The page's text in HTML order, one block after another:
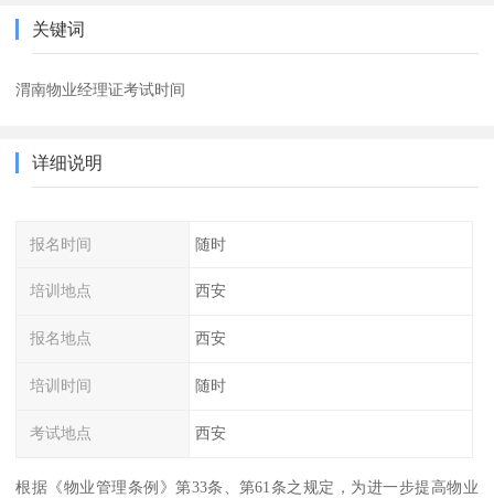
关键词
渭南物业经理证考试时间
详细说明
报名时间 随时
培训地点 西安
报名地点 西安
培训时间 随时
考试地点 西安
根据《物业管理条例》第33条、第61条之规定，为进一步提高物业